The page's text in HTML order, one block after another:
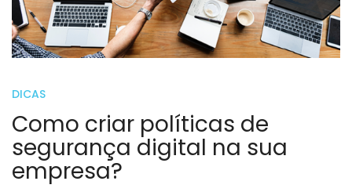
DICAS
Como criar políticas de
segurança digital na sua
empresa?